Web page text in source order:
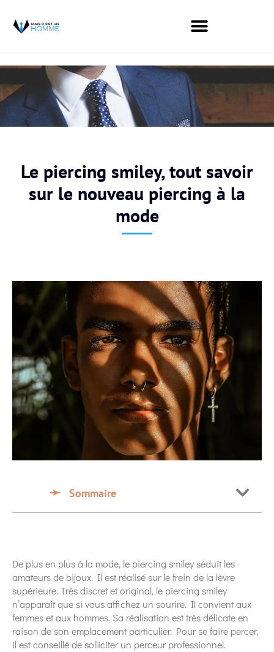
Le piercing smiley, tout savoir
sur le nouveau piercing à la
mode
Sommaire
De plus en plus à la mode, le piercing smiley séduit les
amateurs de bijoux. Il est réalisé sur le frein de la lèvre
supérieure. Très discret et original, le piercing smiley
n’apparaît que si vous affichez un sourire. Il convient aux
femmes et aux hommes. Sa réalisation est très délicate en
raison de son emplacement particulier. Pour se faire percer,
il est conseillé de solliciter un perceur professionnel.